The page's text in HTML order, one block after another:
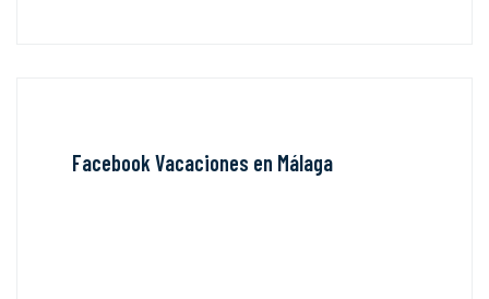
Facebook Vacaciones en Málaga